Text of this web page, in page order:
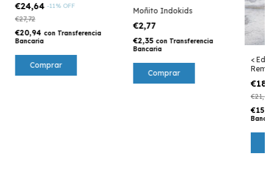
€24,64 -11% OFF
€27,72
€20,94 con Transferencia
Bancaria
Comprar
Moñito Indokids
€2,77
€2,35 con Transferencia
Bancaria
Comprar
<
€21,56